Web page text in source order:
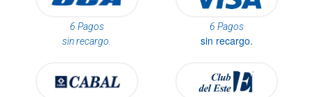
6 Pagos
sin recargo.
6 Pagos
sin recargo.